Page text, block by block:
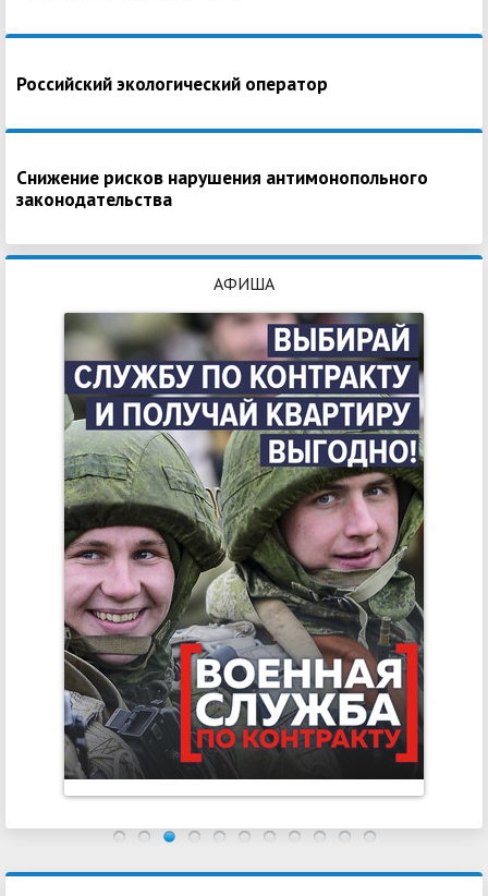
Российский экологический оператор
Снижение рисков нарушения антимонопольного
законодательства
АФИША